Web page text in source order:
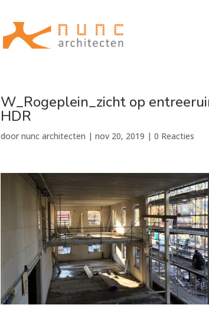
W_Rogeplein_zicht op
HDR
door nunc architecten | nov 20, 2019 | 0 Reacties